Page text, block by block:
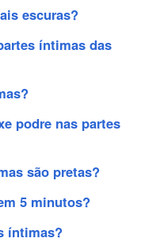
escuras?
íntimas das
podre nas partes
são pretas?
5 minutos?
íntimas?